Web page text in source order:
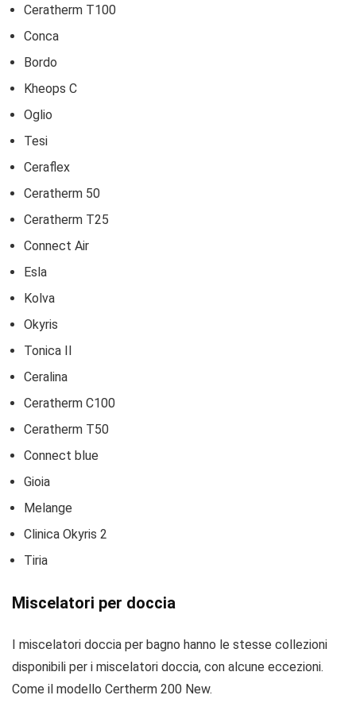
Ceratherm T100
Conca
Bordo
Kheops C
Oglio
Tesi
Ceraflex
Ceratherm 50
Ceratherm T25
Connect Air
Esla
Kolva
Okyris
Tonica II
Ceralina
Ceratherm C100
Ceratherm T50
Connect blue
Gioia
Melange
Clinica Okyris 2
Tiria
Miscelatori per doccia
I miscelatori doccia per bagno hanno le stesse collezioni
disponibili per i miscelatori doccia, con alcune eccezioni.
Come il modello Certherm 200 New.